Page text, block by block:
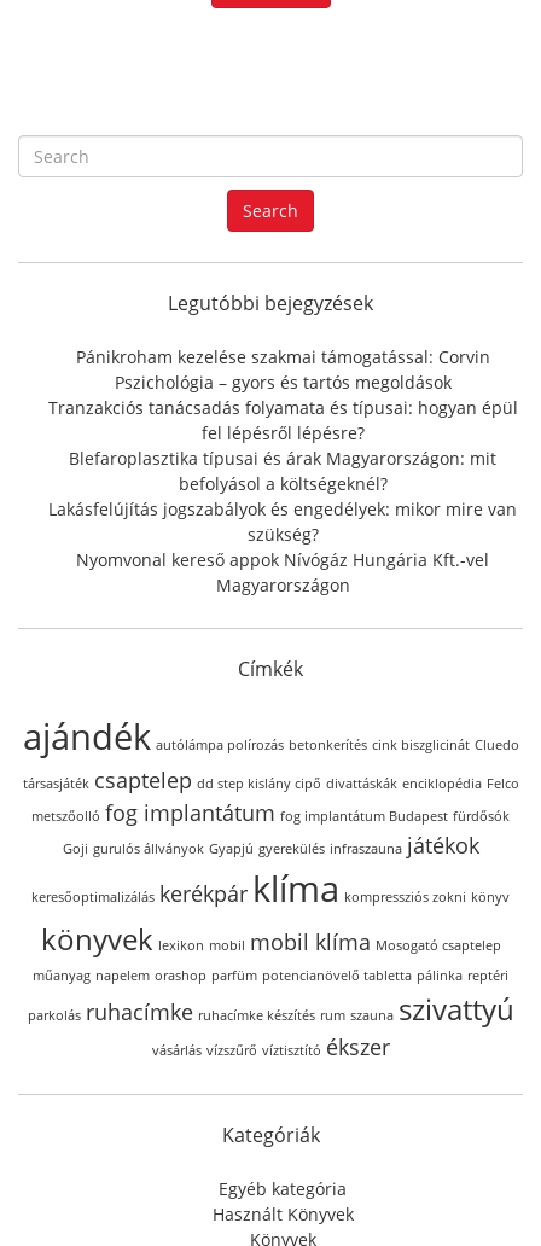
e
a
r
f
r
:
Search
Legutóbbi bejegyzések
Pánikroham kezelése szakmai támogatással: Corvin
Pszichológia – gyors és tartós megoldások
Tranzakciós tanácsadás folyamata és típusai: hogyan épül
fel lépésről lépésre?
Blefaroplasztika típusai és árak Magyarországon: mit
befolyásol a költségeknél?
Lakásfelújítás jogszabályok és engedélyek: mikor mire van
szükség?
Nyomvonal kereső appok Nívógáz Hungária Kft.-vel
Magyarországon
Címkék
ajándék autólámpa polírozás betonkerítés cink biszglicinát Cluedo
társasjáték csaptelep dd step kislány cipő divattáskák enciklopédia Felco
metszőolló fog implantátum fog implantátum Budapest fürdősók
Goji gurulós állványok Gyapjú gyerekülés infraszauna játékok
keresőoptimalizálás kerékpár klíma kompressziós zokni könyv
könyvek lexikon mobil mobil klíma Mosogató csaptelep
műanyag napelem orashop parfüm potencianövelő tabletta pálinka reptéri
parkolás ruhacímke ruhacímke készítés rum szauna szivattyú
vásárlás vízszűrő víztisztító ékszer
Kategóriák
Egyéb kategória
Használt Könyvek
Könyvek